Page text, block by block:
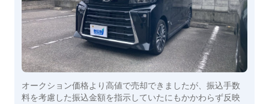
オークション価格より高値で売却できましたが、振込手数
料を考慮した振込金額を指示していたにもかかわらず反映